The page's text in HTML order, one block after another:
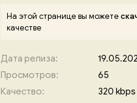
На этой странице вы можете
качестве
Дата релиза:
Просмотров:
65
Качество:
320 kbps